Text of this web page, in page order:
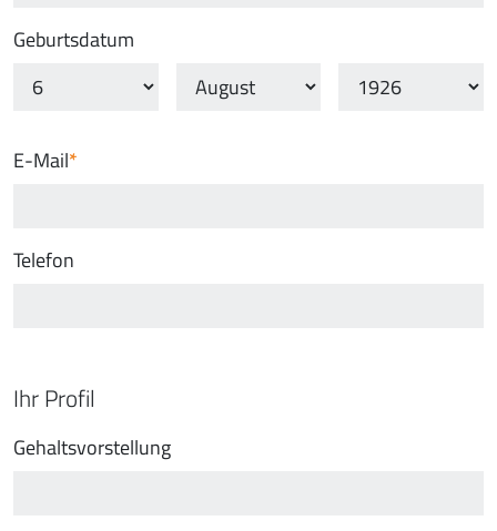
Geburtsdatum
E-Mail
Telefon
Ihr Profil
Gehaltsvorstellung